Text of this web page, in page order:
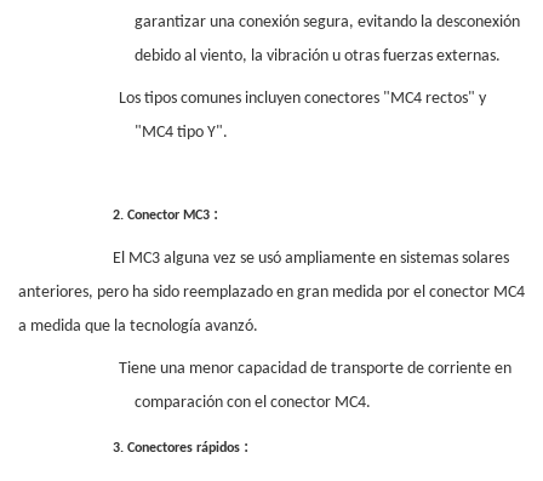
garantizar una conexión segura, evitando la desconexión
debido al viento, la vibración u otras fuerzas externas.
Los tipos comunes incluyen conectores "MC4 rectos" y
"MC4 tipo Y".
2. Conector MC3 :
El MC3 alguna vez se usó ampliamente en sistemas solares
anteriores, pero ha sido reemplazado en gran medida por el conector MC4
a medida que la tecnología avanzó.
Tiene una menor capacidad de transporte de corriente en
comparación con el conector MC4.
3. Conectores rápidos :